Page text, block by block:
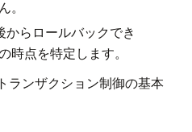
。
からロールバックでき
時点を特定します。
ランザクション制御の基本